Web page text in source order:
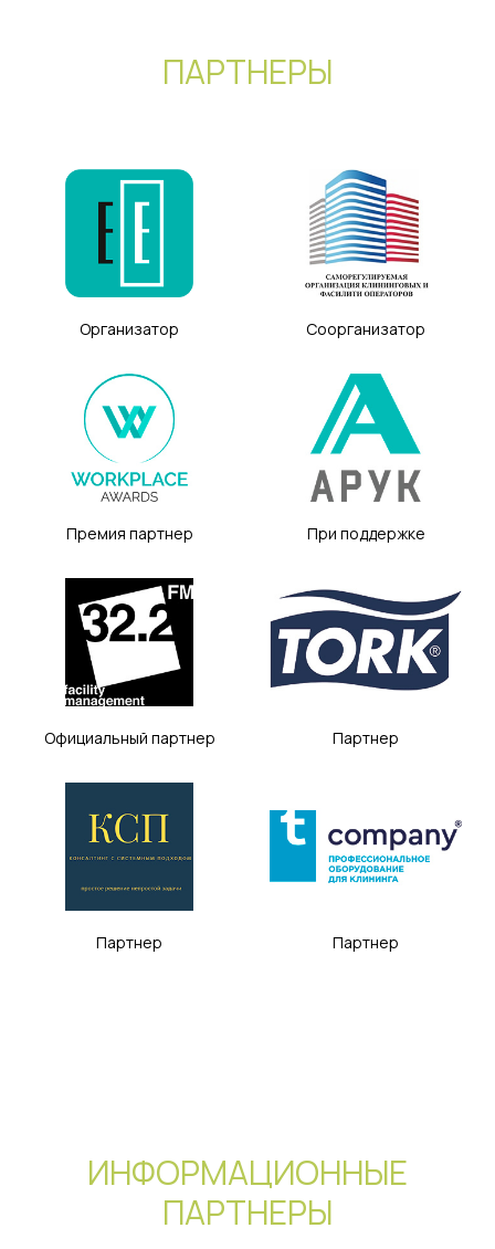
ПАРТНЕРЫ
Организатор Соорганизатор
Премия партнер При поддержке
Официальный партнер Партнер
Партнер Партнер
ИНФОРМАЦИОННЫЕ
ПАРТНЕРЫ